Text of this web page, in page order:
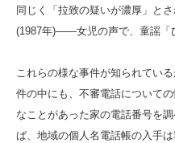
同じく「拉致の疑いが濃厚」と
(1987年)――女児の声で、童謡「
これらの様な事件が知られてい
件の中にも、不審電話について
なことがあった家の電話番号を
ば、地域の個人名電話帳の入手